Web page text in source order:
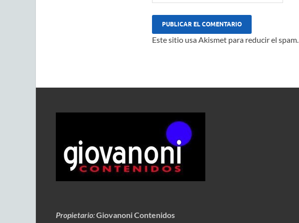
Este sitio usa Akismet para reducir el spam.
Propietario:Giovanoni Contenidos